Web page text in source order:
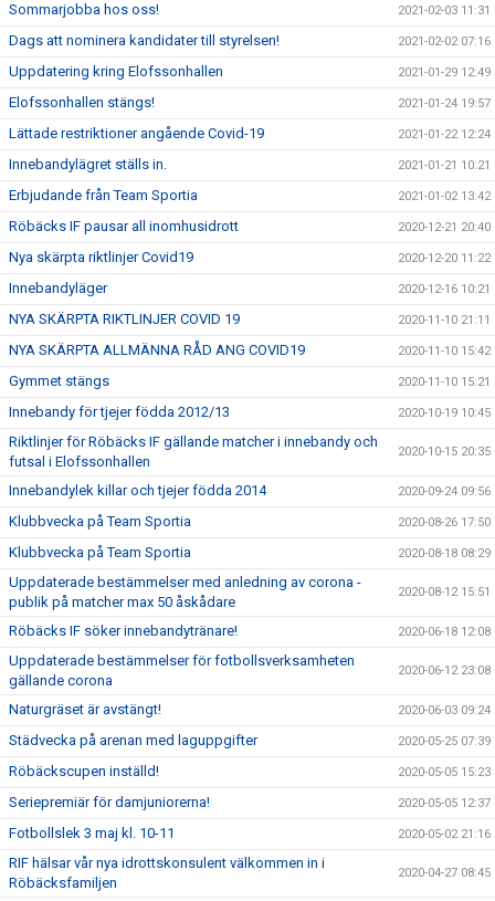
Sommarjobba hos oss! 2021-02-03 11:31
Dags att nominera kandidater till styrelsen! 2021-02-02 07:16
Uppdatering kring Elofssonhallen 2021-01-29 12:49
Elofssonhallen stängs! 2021-01-24 19:57
Lättade restriktioner angående Covid-19 2021-01-22 12:24
Innebandylägret ställs in. 2021-01-21 10:21
Erbjudande från Team Sportia 2021-01-02 13:42
Röbäcks IF pausar all inomhusidrott 2020-12-21 20:40
Nya skärpta riktlinjer Covid19 2020-12-20 11:22
Innebandyläger 2020-12-16 10:21
NYA SKÄRPTA RIKTLINJER COVID 19 2020-11-10 21:11
NYA SKÄRPTA ALLMÄNNA RÅD ANG COVID19 2020-11-10 15:42
Gymmet stängs 2020-11-10 15:21
Innebandy för tjejer födda 2012/13 2020-10-19 10:45
Riktlinjer för Röbäcks IF gällande matcher i innebandy och
futsal i Elofssonhallen
2020-10-15 20:35
Innebandylek killar och tjejer födda 2014 2020-09-24 09:56
Klubbvecka på Team Sportia 2020-08-26 17:50
Klubbvecka på Team Sportia 2020-08-18 08:29
Uppdaterade bestämmelser med anledning av corona -
publik på matcher max 50 åskådare
2020-08-12 15:51
Röbäcks IF söker innebandytränare! 2020-06-18 12:08
Uppdaterade bestämmelser för fotbollsverksamheten
gällande corona
2020-06-12 23:08
Naturgräset är avstängt! 2020-06-03 09:24
Städvecka på arenan med laguppgifter 2020-05-25 07:39
Röbäckscupen inställd! 2020-05-05 15:23
Seriepremiär för damjuniorerna! 2020-05-05 12:37
Fotbollslek 3 maj kl. 10-11 2020-05-02 21:16
RIF hälsar vår nya idrottskonsulent välkommen in i
Röbäcksfamiljen
2020-04-27 08:45